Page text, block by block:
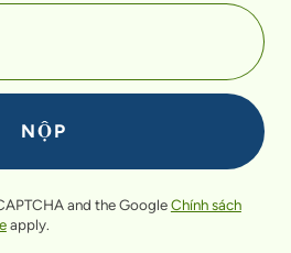
and the GoogleChính sách
apply.